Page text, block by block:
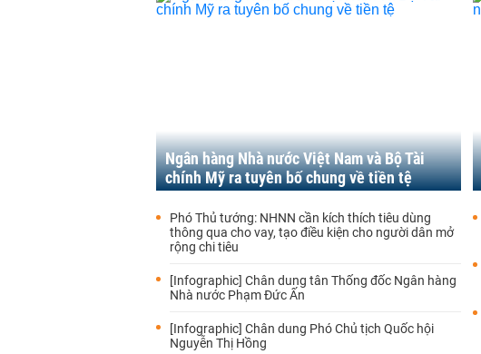
Ngân hàng Nhà nước Việt Nam và Bộ Tài
chính Mỹ ra tuyên bố chung về tiền tệ
Phó Thủ tướng: NHNN cần kích thích tiêu dùng
thông qua cho vay, tạo điều kiện cho người dân mở
rộng chi tiêu
[Infographic] Chân dung tân Thống đốc Ngân hàng
Nhà nước Phạm Đức Ấn
[Infographic] Chân dung Phó Chủ tịch Quốc hội
Nguyễn Thị Hồng